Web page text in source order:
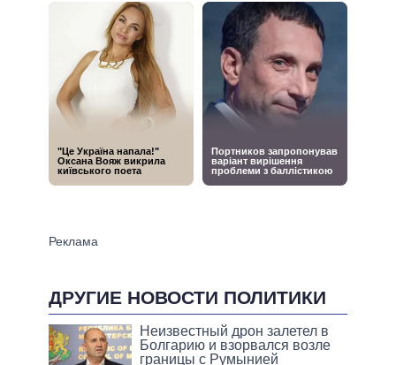
ДРУГИЕ НОВОСТИ ПОЛИТИКИ
Неизвестный дрон залетел в
Болгарию и взорвался возле
границы с Румынией